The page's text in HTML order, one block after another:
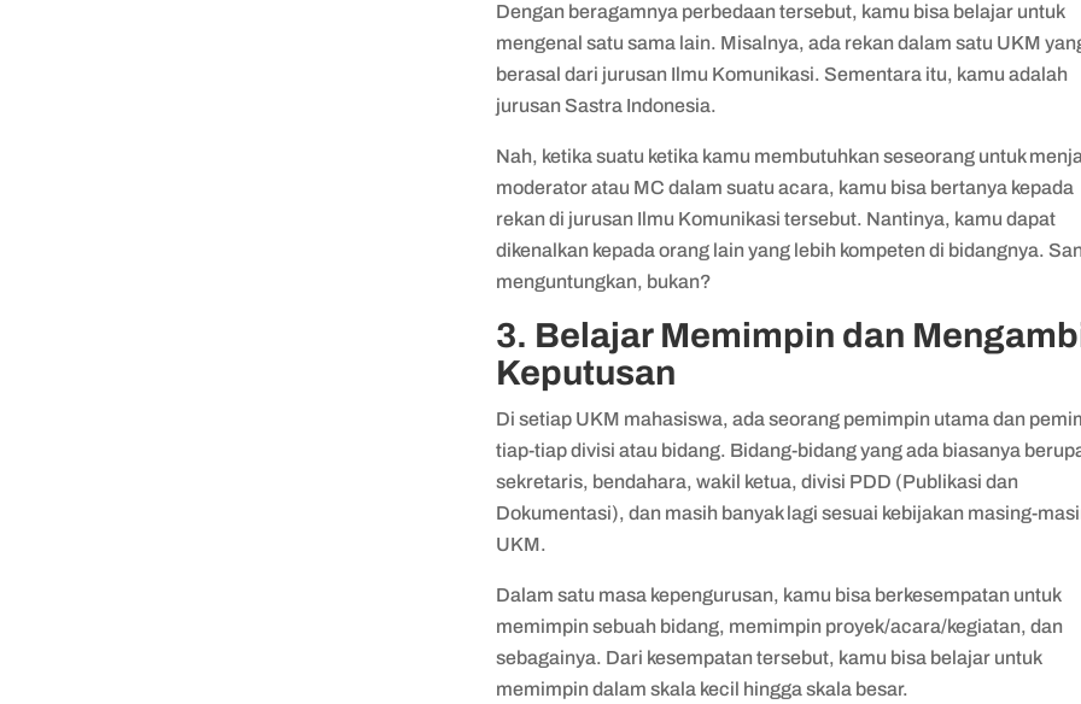
Dengan beragamnya perbedaan tersebut, kamu bisa belajar untuk
mengenal satu sama lain. Misalnya, ada rekan dalam satu UKM
berasal dari jurusan Ilmu Komunikasi. Sementara itu, kamu adalah
jurusan Sastra Indonesia.
Nah, ketika suatu ketika kamu membutuhkan seseorang untuk
moderator atau MC dalam suatu acara, kamu bisa bertanya kepada
rekan di jurusan Ilmu Komunikasi tersebut. Nantinya, kamu dapat
dikenalkan kepada orang lain yang lebih kompeten di bidangnya.
menguntungkan, bukan?
3. Belajar Memimpin dan
Keputusan
Di setiap UKM mahasiswa, ada seorang pemimpin utama dan
tiap-tiap divisi atau bidang. Bidang-bidang yang ada biasanya
sekretaris, bendahara, wakil ketua, divisi PDD (Publikasi dan
Dokumentasi), dan masih banyak lagi sesuai kebijakan masing-
UKM.
Dalam satu masa kepengurusan, kamu bisa berkesempatan untuk
memimpin sebuah bidang, memimpin proyek/acara/kegiatan, dan
sebagainya. Dari kesempatan tersebut, kamu bisa belajar untuk
memimpin dalam skala kecil hingga skala besar.